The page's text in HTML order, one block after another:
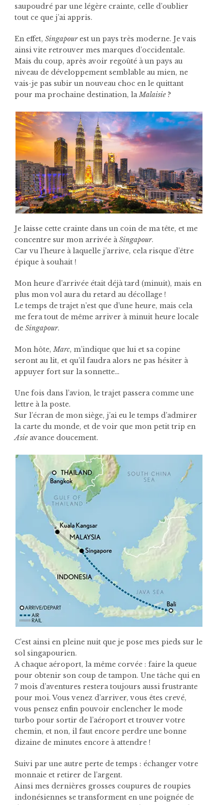
saupoudré par une légère crainte, celle d’oublier
tout ce que j’ai appris.
En effet, Singapourest un pays très moderne. Je vais
ainsi vite retrouver mes marques d’occidentale.
Mais du coup, après avoir regoûté à un pays au
niveau de développement semblable au mien, ne
vais-je pas subir un nouveau choc en le quittant
pour ma prochaine destination, laMalaisie?
Je laisse cette crainte dans un coin de ma tête, et me
concentre sur mon arrivée àSingapour.
Car vu l’heure à laquelle j’arrive, cela risque d’être
épique à souhait !
Mon heure d’arrivée était déjà tard (minuit), mais en
plus mon vol aura du retard au décollage !
Le temps de trajet n’est que d’une heure, mais cela
me fera tout de même arriver à minuit heure locale
de Singapour.
Mon hôte,Marc, m’indique que lui et sa copine
seront au lit, et qu’il faudra alors ne pas hésiter à
appuyer fort sur la sonnette…
Une fois dans l’avion, le trajet passera comme une
lettre à la poste.
Sur l’écran de mon siège, j’ai eu le temps d’admirer
la carte du monde, et de voir que mon petit trip en
Asieavance doucement.
C’est ainsi en pleine nuit que je pose mes pieds sur le
sol singapourien.
A chaque aéroport, la même corvée : faire la queue
pour obtenir son coup de tampon. Une tâche qui en
7 mois d’aventures restera toujours aussi frustrante
pour moi. Vous venez d’arriver, vous êtes crevé,
vous pensez enfin pouvoir enclencher le mode
turbo pour sortir de l’aéroport et trouver votre
chemin, et non, il faut encore perdre une bonne
dizaine de minutes encore à attendre !
Suivi par une autre perte de temps : échanger votre
monnaie et retirer de l’argent.
Ainsi mes dernières grosses coupures de roupies
indonésiennes se transforment en une poignée de